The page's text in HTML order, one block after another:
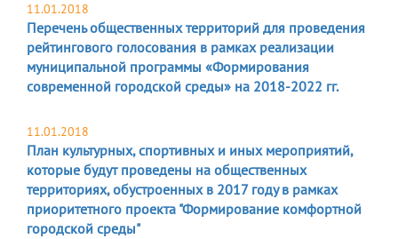
11.01.2018
Перечень общественных территорий для проведения
рейтингового голосования в рамках реализации
муниципальной программы «Формирования
современной городской среды» на 2018-2022 гг.
11.01.2018
План культурных, спортивных и иных мероприятий,
которые будут проведены на общественных
территориях, обустроенных в 2017 году в рамках
приоритетного проекта "Формирование комфортной
городской среды"